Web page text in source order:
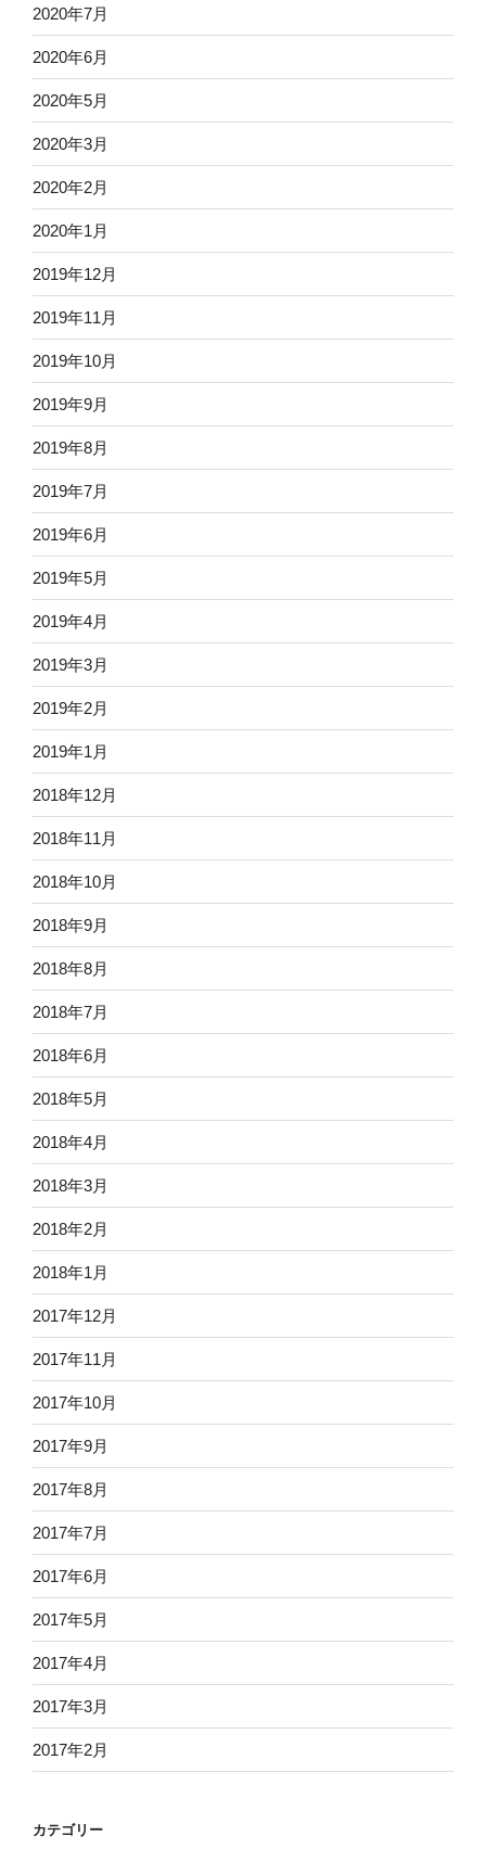
2020年7月
2020年6月
2020年5月
2020年3月
2020年2月
2020年1月
2019年12月
2019年11月
2019年10月
2019年9月
2019年8月
2019年7月
2019年6月
2019年5月
2019年4月
2019年3月
2019年2月
2019年1月
2018年12月
2018年11月
2018年10月
2018年9月
2018年8月
2018年7月
2018年6月
2018年5月
2018年4月
2018年3月
2018年2月
2018年1月
2017年12月
2017年11月
2017年10月
2017年9月
2017年8月
2017年7月
2017年6月
2017年5月
2017年4月
2017年3月
2017年2月
カテゴリー